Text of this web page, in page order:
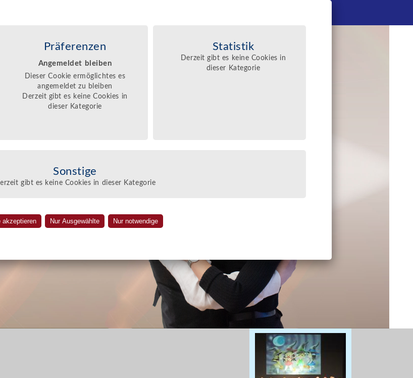
Präferenzen
Angemeldet bleiben
Dieser Cookie ermöglichtes es
angemeldet zu bleiben
Derzeit gibt es keine Cookies in
dieser Kategorie
Statistik
Derzeit gibt es keine Cookies in
dieser Kategorie
Sonstige
gibt es keine Cookies in dieser Kategorie